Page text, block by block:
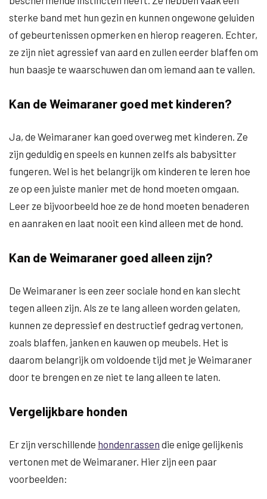
sterke band met hun gezin en kunnen ongewone geluiden
of gebeurtenissen opmerken en hierop reageren. Echter,
ze zijn niet agressief van aard en zullen eerder blaffen om
hun baasje te waarschuwen dan om iemand aan te vallen.
Kan de Weimaraner goed met kinderen?
Ja, de Weimaraner kan goed overweg met kinderen. Ze
zijn geduldig en speels en kunnen zelfs als babysitter
fungeren. Wel is het belangrijk om kinderen te leren hoe
ze op een juiste manier met de hond moeten omgaan.
Leer ze bijvoorbeeld hoe ze de hond moeten benaderen
en aanraken en laat nooit een kind alleen met de hond.
Kan de Weimaraner goed alleen zijn?
De Weimaraner is een zeer sociale hond en kan slecht
tegen alleen zijn. Als ze te lang alleen worden gelaten,
kunnen ze depressief en destructief gedrag vertonen,
zoals blaffen, janken en kauwen op meubels. Het is
daarom belangrijk om voldoende tijd met je Weimaraner
door te brengen en ze niet te lang alleen te laten.
Vergelijkbare honden
Er zijn verschillende hondenrassen die enige gelijkenis
vertonen met de Weimaraner. Hier zijn een paar
voorbeelden: